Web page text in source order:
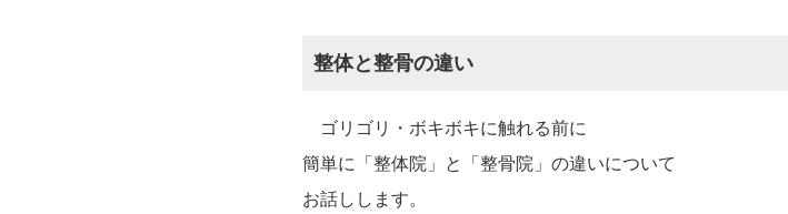
整体と整骨の違い
ゴリゴリ・ボキボキに触れる前に
簡単に「整体院」と「整骨院」の違いについて
お話しします。